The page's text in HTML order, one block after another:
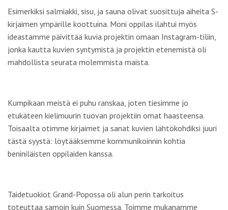
Esimerkiksi salmiakki, sisu, ja sauna olivat suosittuja aiheita S-
kirjaimen ympärille koottuina. Moni oppilas ilahtui myös
ideastamme päivittää kuvia projektin omaan Instagram-tiliin,
jonka kautta kuvien syntymistä ja projektin etenemistä oli
mahdollista seurata molemmista maista.
Kumpikaan meistä ei puhu ranskaa, joten tiesimme jo
etukäteen kielimuurin tuovan projektiin omat haasteensa.
Toisaalta otimme kirjaimet ja sanat kuvien lähtökohdiksi juuri
tästä syystä: löytääksemme kommunikoinnin kohtia
beniniläisten oppilaiden kanssa.
Taidetuokiot Grand-Popossa oli alun perin tarkoitus
toteuttaa samoin kuin Suomessa. Toimme mukanamme